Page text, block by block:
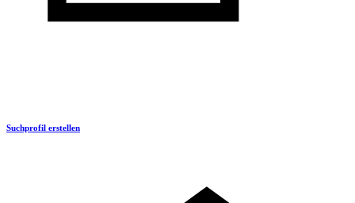
Suchprofil erstellen